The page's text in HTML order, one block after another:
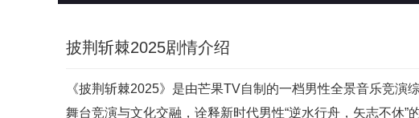
披荆斩棘2025剧情介绍
《披荆斩棘2025》是由芒果TV自制的一档男性全景音乐竞
舞台竞演与文化交融，诠释新时代男性“逆水行舟，矢志不休”